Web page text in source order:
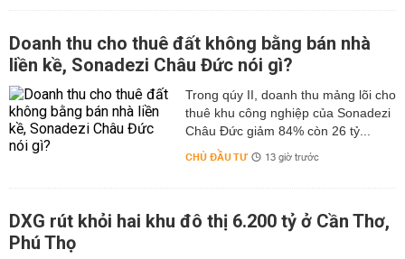
Doanh thu cho thuê đất không bằng bán nhà
liền kề, Sonadezi Châu Đức nói gì?
Trong qúy II, doanh thu mảng lõi cho
thuê khu công nghiệp của Sonadezi
Châu Đức giảm 84% còn 26 tỷ...
CHỦ ĐẦU TƯ 13 giờ trước
DXG rút khỏi hai khu đô thị 6.200 tỷ ở Cần Thơ,
Phú Thọ